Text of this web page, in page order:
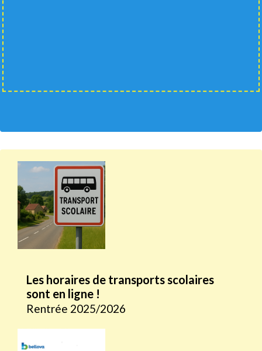
Les horaires de transports scolaires
sont en ligne !
Rentrée 2025/2026